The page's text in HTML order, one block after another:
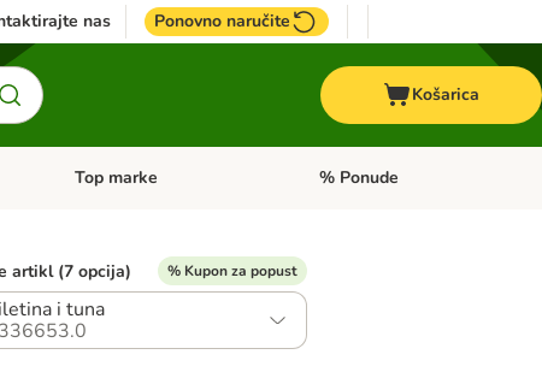
nas Ponovno naručite
Košarica
Pregled kategorija: + VET hrana
Top marke Pregled kategorija: Top marke
% Ponude
artikl (7 opcija) % Kupon za popust
i tuna